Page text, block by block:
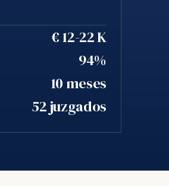
€ 12-22 K
94%
10 meses
52 juzgados